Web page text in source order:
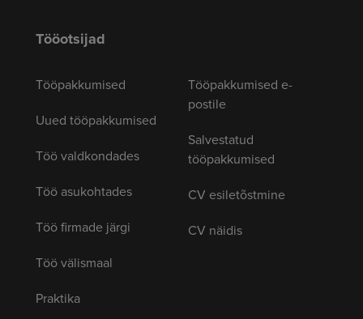
Tööotsijad
Tööpakkumised
Uued tööpakkumised
Töö valdkondades
Töö asukohtades
Töö firmade järgi
Töö välismaal
Praktika
Tööpakkumised e-
postile
Salvestatud
tööpakkumised
CV esiletõstmine
CV näidis